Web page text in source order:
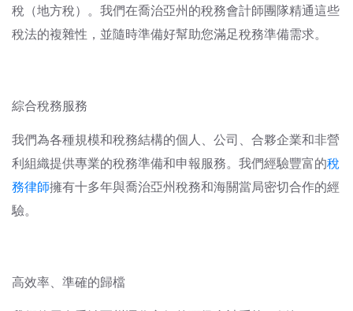
稅（地方稅）。我們在喬治亞州的稅務會計師團隊精通這些
稅法的複雜性，並隨時準備好幫助您滿足稅務準備需求。
綜合稅務服務
我們為各種規模和稅務結構的個人、公司、合夥企業和非營
利組織提供專業的稅務準備和申報服務。我們經驗豐富的稅
務律師擁有十多年與喬治亞州稅務和海關當局密切合作的經
驗。
高效率、準確的歸檔